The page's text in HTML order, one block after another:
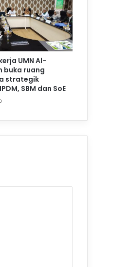
UMN Al-
buka ruang
strategik
SBM dan SoE